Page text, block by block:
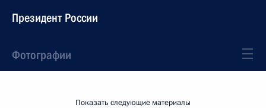
Президент России
Фотографии
Показать следующие материалы